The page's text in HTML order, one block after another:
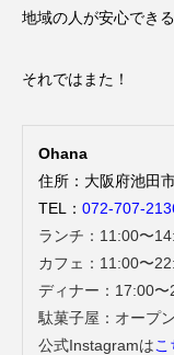
地域の人が安心でき
それではまた！
Ohana
住所：大阪府池田
TEL： 072-707-
ランチ：11:00〜
カフェ：11:00〜
ディナー：17:00〜
駄菓子屋：オープ
公式Instagramはこ